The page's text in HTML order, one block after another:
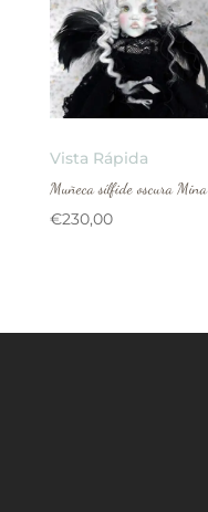
Vista Rápida
Muñeca sílfide oscura Mina
€230,00